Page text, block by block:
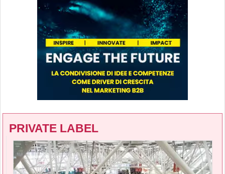
PRIVATE LABEL